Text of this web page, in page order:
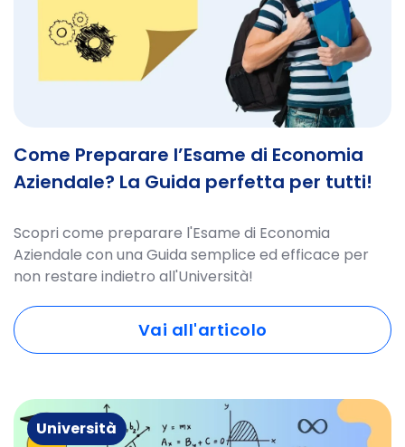
Come Preparare l’Esame di Economia
Aziendale? La Guida perfetta per tutti!
Scopri come preparare l'Esame di Economia
Aziendale con una Guida semplice ed efficace per
non restare indietro all'Università!
Vai all'articolo
Università